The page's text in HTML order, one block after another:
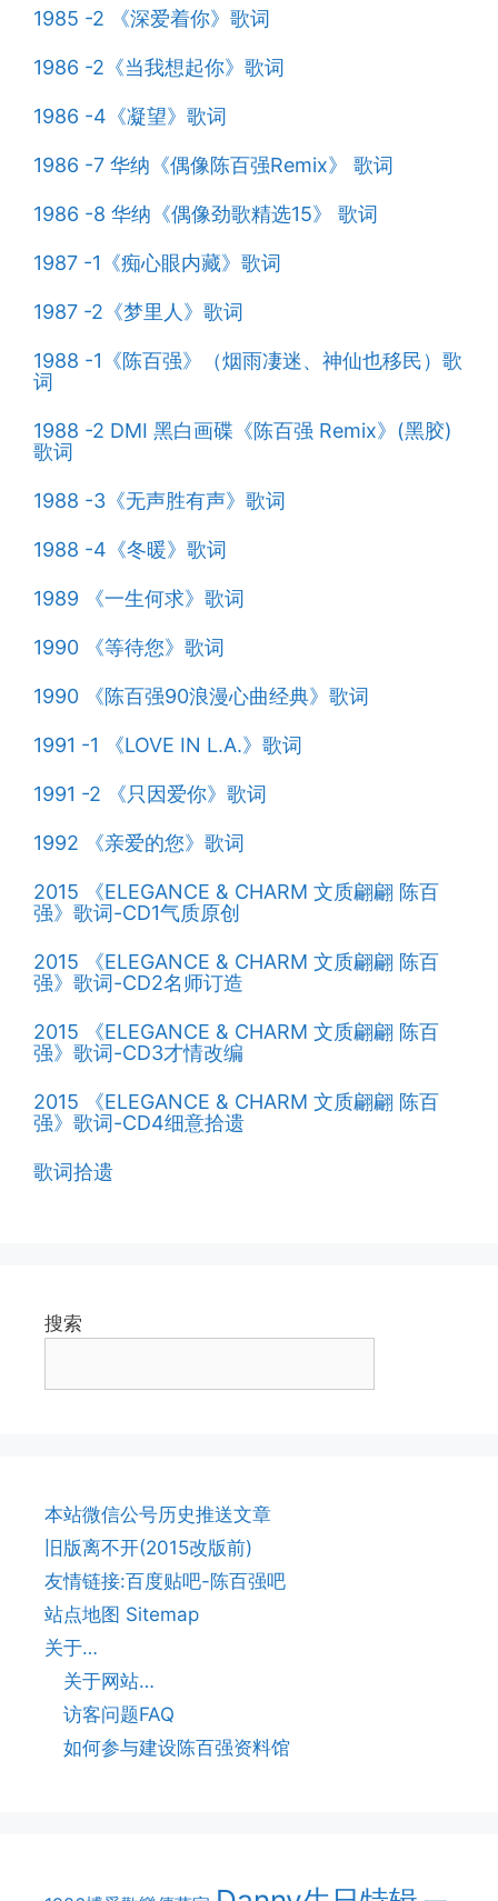
1985 -2 《深爱着你》歌词
1986 -2《当我想起你》歌词
1986 -4《凝望》歌词
1986 -7 华纳《偶像陈百强Remix》 歌词
1986 -8 华纳《偶像劲歌精选15》 歌词
1987 -1《痴心眼内藏》歌词
1987 -2《梦里人》歌词
1988 -1《陈百强》（烟雨凄迷、神仙也移民）歌
词
1988 -2 DMI 黑白画碟《陈百强 Remix》(黑胶)
歌词
1988 -3《无声胜有声》歌词
1988 -4《冬暖》歌词
1989 《一生何求》歌词
1990 《等待您》歌词
1990 《陈百强90浪漫心曲经典》歌词
1991 -1 《LOVE IN L.A.》歌词
1991 -2 《只因爱你》歌词
1992 《亲爱的您》歌词
2015 《ELEGANCE & CHARM 文质翩翩 陈百
强》歌词-CD1气质原创
2015 《ELEGANCE & CHARM 文质翩翩 陈百
强》歌词-CD2名师订造
2015 《ELEGANCE & CHARM 文质翩翩 陈百
强》歌词-CD3才情改编
2015 《ELEGANCE & CHARM 文质翩翩 陈百
强》歌词-CD4细意拾遗
歌词拾遗
搜索
本站微信公号历史推送文章
旧版离不开(2015改版前)
友情链接:百度贴吧-陈百强吧
站点地图 Sitemap
关于…
关于网站…
访客问题FAQ
如何参与建设陈百强资料馆